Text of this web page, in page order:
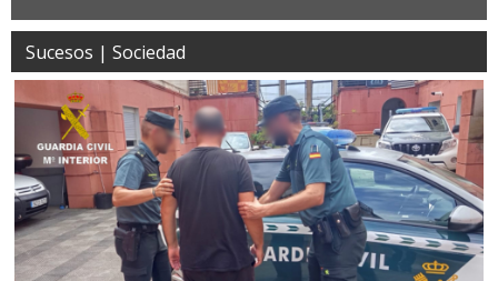
Sucesos | Sociedad